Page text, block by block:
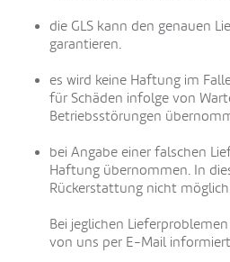
die GLS kann den genauen
garantieren.
es wird keine Haftung im
für Schäden infolge von
Betriebsstörungen
bei Angabe einer falschen
Haftung übernommen. In
Rückerstattung nicht
Bei jeglichen
von uns per E-Mail